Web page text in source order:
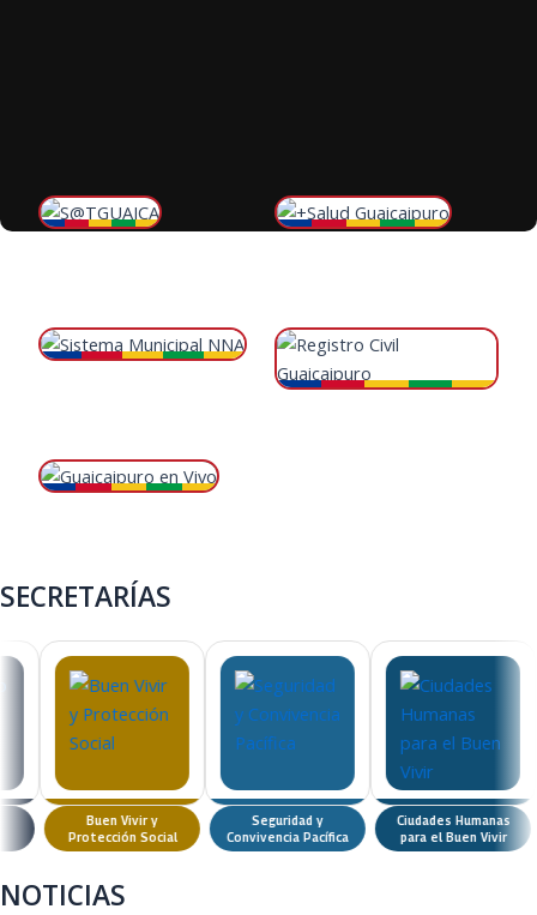
Registro Civil Guaicaipuro
SECRETARÍAS
Buen Vivir y
Protección Social
Seguridad y
Convivencia Pacífica
Ciudades Humanas
para el Buen Vivir
NOTICIAS